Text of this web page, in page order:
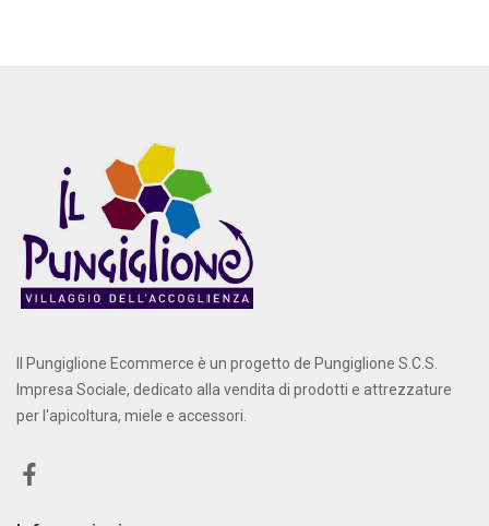
Il Pungiglione Ecommerce è un progetto de Pungiglione S.C.S.
Impresa Sociale, dedicato alla vendita di prodotti e attrezzature
per l'apicoltura, miele e accessori.